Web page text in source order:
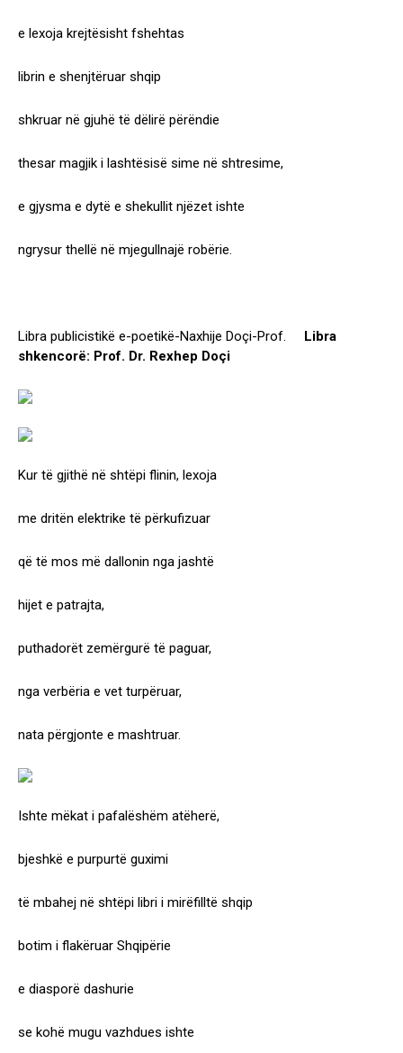
e lexoja krejtësisht fshehtas
librin e shenjtëruar shqip
shkruar në gjuhë të dëlirë përëndie
thesar magjik i lashtësisë sime në shtresime,
e gjysma e dytë e shekullit njëzet ishte
ngrysur thellë në mjegullnajë robërie.
Libra publicistikë e-poetikë-Naxhije Doçi-Prof. Libra
shkencorë: Prof. Dr. Rexhep Doçi
Kur të gjithë në shtëpi flinin, lexoja
me dritën elektrike të përkufizuar
që të mos më dallonin nga jashtë
hijet e patrajta,
puthadorët zemërgurë të paguar,
nga verbëria e vet turpëruar,
nata përgjonte e mashtruar.
Ishte mëkat i pafalëshëm atëherë,
bjeshkë e purpurtë guximi
të mbahej në shtëpi libri i mirëfilltë shqip
botim i flakëruar Shqipërie
e diasporë dashurie
se kohë mugu vazhdues ishte